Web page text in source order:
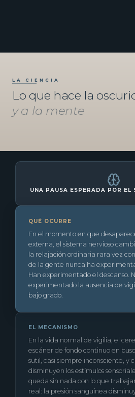
LA CIENCIA
Lo que hace la
y a la mente
UNA PAUSA ESPERADA POR EL
QUÉ OCURRE
En el momento en que
externa, el sistema nervioso
la relajación ordinaria rara vez
de la gente nunca ha
Han experimentado el descanso.
experimentado la ausencia de
bajo grado.
EL MECANISMO
En la vida normal de vigilia, el
escáner de fondo continuo en
sutil, casi siempre inconsciente, y
disminuyen los estímulos
queda sin nada con lo que
real: la presión sanguínea